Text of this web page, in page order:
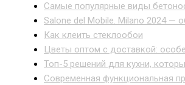
Самые популярные виды
Salone del Mobile. Milano 2024 —
Как клеить стеклообои
Цветы оптом с доставкой:
Топ-5 решений для кухни,
Современная функциональная